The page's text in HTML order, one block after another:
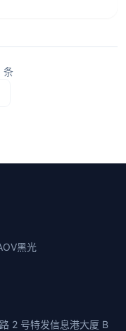
条
黑光
2 号特发信息港大厦 B